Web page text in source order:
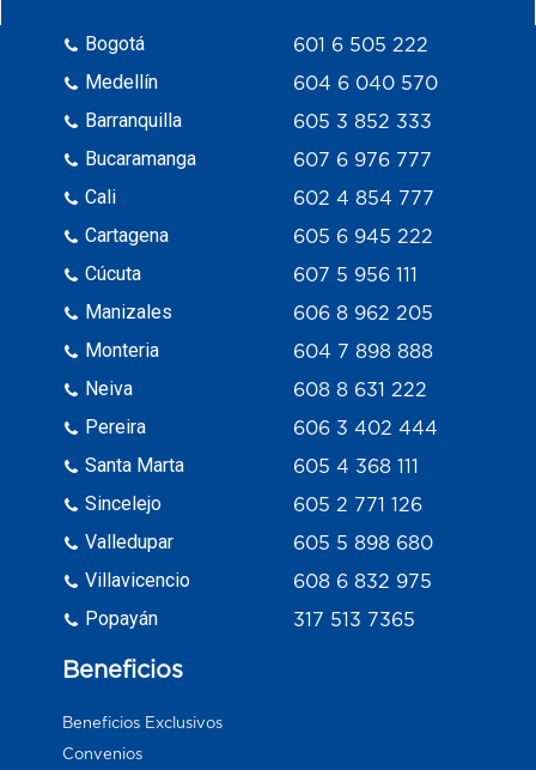
Bogotá
Medellín
Barranquilla
Bucaramanga
Cali
Cartagena
Cúcuta
Manizales
Monteria
Neiva
Pereira
Santa Marta
Sincelejo
Valledupar
Villavicencio
Popayán
601 6 505 222
604 6 040 570
605 3 852 333
607 6 976 777
602 4 854 777
605 6 945 222
607 5 956 111
606 8 962 205
604 7 898 888
608 8 631 222
606 3 402 444
605 4 368 111
605 2 771 126
605 5 898 680
608 6 832 975
317 513 7365
Beneficios
Beneficios Exclusivos
Convenios